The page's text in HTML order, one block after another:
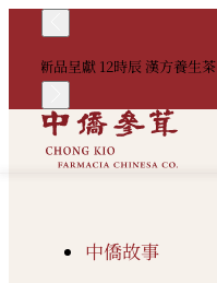
新品呈獻 12時辰 漢方養生茶
中僑故事